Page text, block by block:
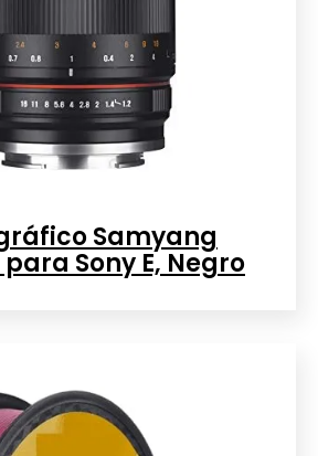
Samyang
para Sony E, Negro